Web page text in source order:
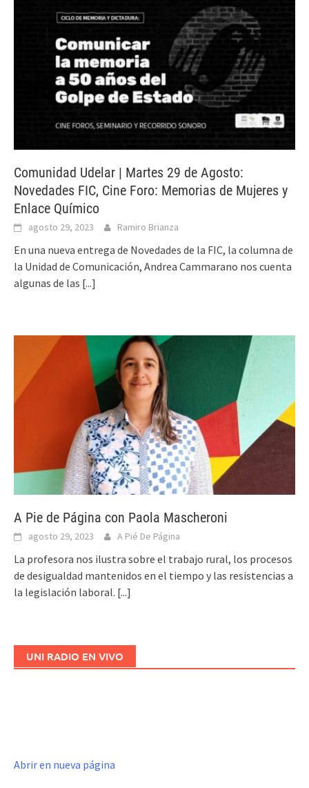
Comunidad Udelar | Martes 29 de Agosto:
Novedades FIC, Cine Foro: Memorias de Mujeres y
Enlace Químico
agosto 29, 2023 Ramiro Brianza
En una nueva entrega de Novedades de la FIC, la columna de
la Unidad de Comunicación, Andrea Cammarano nos cuenta
algunas de las [...]
A Pie de Página con Paola Mascheroni
agosto 29, 2023 A Pié De Página
La profesora nos ilustra sobre el trabajo rural, los procesos
de desigualdad mantenidos en el tiempo y las resistencias a
la legislación laboral. [...]
UNI RADIO EN VIVO
Abrir en nueva página